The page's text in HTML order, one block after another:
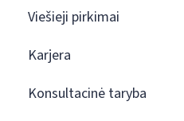
Viešieji pirkimai
Karjera
Konsultacinė taryba